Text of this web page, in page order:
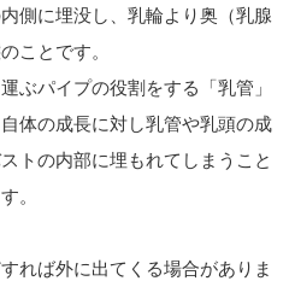
側に埋没し、乳輪より奥（乳腺
ことです。
ぶパイプの役割をする「乳管」
体の成長に対し乳管や乳頭の成
トの内部に埋もれてしまうこと
。
れば外に出てくる場合がありま